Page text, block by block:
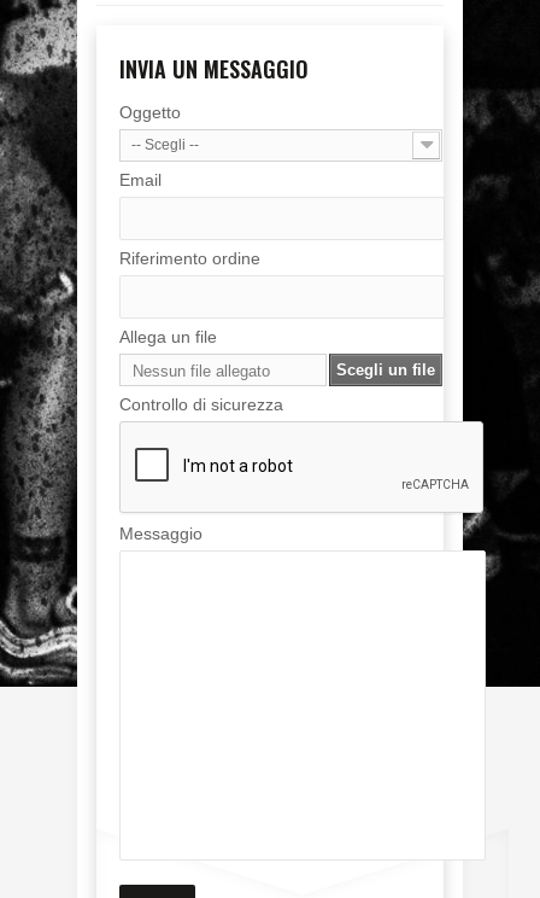
INVIA UN MESSAGGIO
Oggetto
-- Scegli --
Email
Riferimento ordine
Allega un file
Nessun file allegato Scegli un file
Controllo di sicurezza
Messaggio